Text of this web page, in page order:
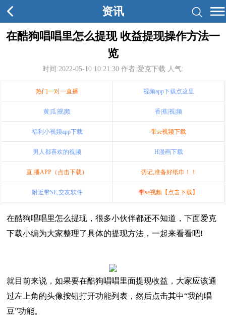
资讯
在酷狗唱唱里怎么提现 收益提现操作方法一
览
时间:2022-05-10 10:21:30 作者:爱克下载 人气:
热门一对一直播 视频app下载点这里
黄|瓜|视|频 香|蕉|视|频
福利小视频app下载 带se视频下载
男人都喜欢的视频 H漫画下载
直,播APP（点击下载） 切记,准备好纸巾！！
附近带SE,交友软件 带se视频【点击下载】
在酷狗唱唱里怎么提现，很多小伙伴都还不知道，下面爱克
下载小编为大家整理了具体的提现方法，一起来看看吧!
就目前来说，如果要在酷狗唱唱里面提现收益，大家应该通
过左上角的头像按钮打开功能列表，然后点击其中“我的唱
豆”功能。